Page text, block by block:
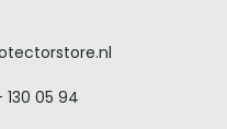
05 94